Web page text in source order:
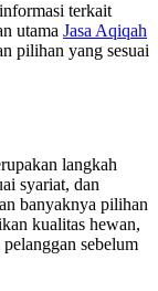
terkait
utama Jasa Aqiqah
pilihan yang sesuai
langkah
syariat, dan
banyaknya pilihan
kualitas hewan,
sebelum